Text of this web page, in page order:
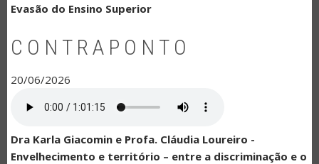
Evasão do Ensino Superior
CONTRAPONTO
20/06/2026
Dra Karla Giacomin e Profa. Cláudia Loureiro -
Envelhecimento e território – entre a discriminação e o